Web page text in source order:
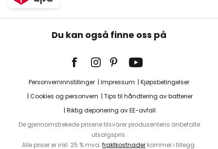
Du kan også finne oss på
Personverninnstillinger Impressum
Kjøpsbetingelser
Cookies og personvern
Tips til håndtering av batterier
Riktig deponering av EE-avfall
De gjennomstrekede prisene tilsvarer produsentens anbefalte
utsalgspris.
Alle priser er inkl. 25 % mva. fraktkostnader kommer i tillegg.